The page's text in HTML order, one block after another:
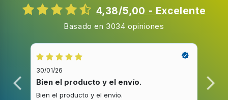
Tipo de control
Botones, Giratorio
Turbo
4,38/5,00 - Excelente
Basado en 3034 opiniones
30/01/26
Bien el producto y el envío.
Bien el producto y el envío.